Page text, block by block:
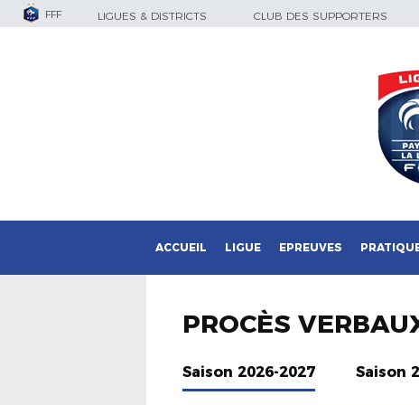
FFF LIGUES & DISTRICTS CLUB DES SUPPORTERS
ACCUEIL LIGUE EPREUVES
PROCÈS
Saison 2026-2027 Saison